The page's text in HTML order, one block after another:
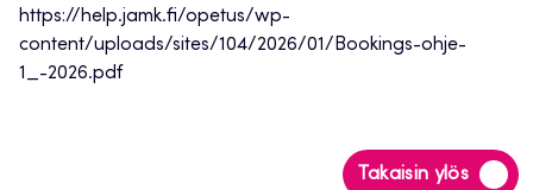
https://help.jamk.fi/opetus/wp-
content/uploads/sites/104/2026/01/Bookings-ohje-
1_-2026.pdf
Takaisin ylös
Siirry